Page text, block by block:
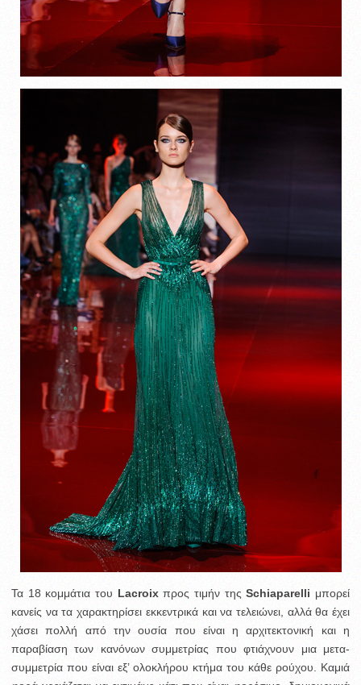
Τα 18 κομμάτια του Lacroixπρος τιμήν τηςSchiaparelli μπορεί
κανείς να τα χαρακτηρίσει εκκεντρικά και να τελειώνει, αλλά θα έχει
χάσει πολλή από την ουσία που είναι η αρχιτεκτονική και η
παραβίαση των κανόνων συμμετρίας που φτιάχνουν μια μετα-
συμμετρία που είναι εξ’ ολοκλήρου κτήμα του κάθε ρούχου. Καμιά